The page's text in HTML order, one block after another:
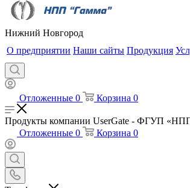
Нижний Новгород
О предприятии Наши сайты Продукция
Отложенные 0 Корзина 0
Продукты компании UserGate - ФГУП
Отложенные 0 Корзина 0